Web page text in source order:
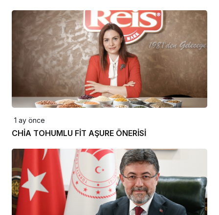
1 ay önce
CHİA TOHUMLU FİT AŞURE ÖNERİSİ